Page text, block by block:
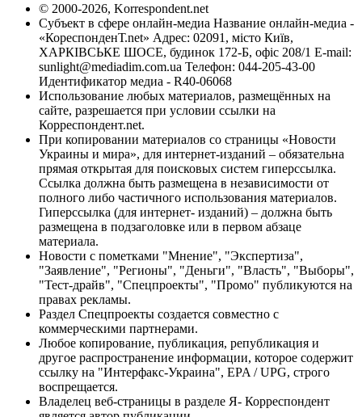
© 2000-2026, Korrespondent.net
Субъект в сфере онлайн-медиа Название онлайн-медиа -
«КореспонденТ.net» Адрес: 02091, місто Київ,
ХАРКІВСЬКЕ ШОСЕ, будинок 172-Б, офіс 208/1 E-mail:
sunlight@mediadim.com.ua Телефон: 044-205-43-00
Идентификатор медиа - R40-06068
Использование любых материалов, размещённых на
сайте, разрешается при условии ссылки на
Корреспондент.net.
При копировании материалов со страницы «Новости
Украины и мира», для интернет-изданий – обязательна
прямая открытая для поисковых систем гиперссылка.
Ссылка должна быть размещена в независимости от
полного либо частичного использования материалов.
Гиперссылка (для интернет- изданий) – должна быть
размещена в подзаголовке или в первом абзаце
материала.
Новости с пометками "Мнение", "Экспертиза",
"Заявление", "Регионы", "Деньги", "Власть", "Выборы",
"Тест-драйв", "Спецпроекты", "Промо" публикуются на
правах рекламы.
Раздел Спецпроекты создается совместно с
коммерческими партнерами.
Любое копирование, публикация, републикация и
другое распространение информации, которое содержит
ссылку на "Интерфакс-Украина", EPA / UPG, строго
воспрещается.
Владелец веб-страницы в разделе Я- Корреспондент